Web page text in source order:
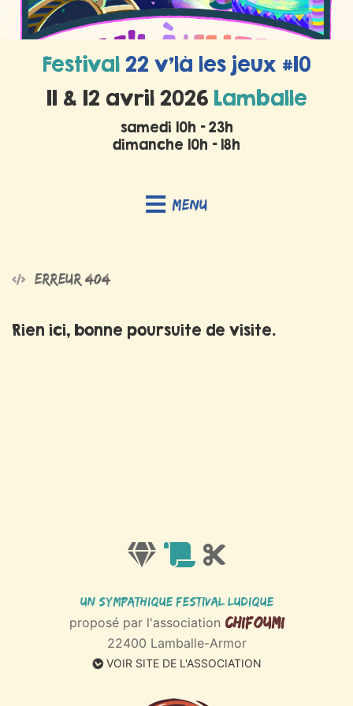
Festival 22 v’là les jeux #10
11 & 12 avril 2026 Lamballe
samedi 10h - 23h
dimanche 10h - 18h
Menu
Erreur 404
Rien ici, bonne poursuite de visite.
Un sympathique Festival ludique
proposé par l'association Chifoumi
22400 Lamballe-Armor
VOIR SITE DE L'ASSOCIATION